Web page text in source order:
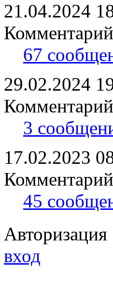
21.04.2024
67
29.02.2024
3
17.02.2023
45
Авторизация
вход